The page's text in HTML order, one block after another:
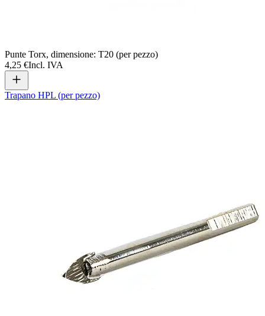
Punte Torx, dimensione: T20 (per pezzo)
4,25 €Incl. IVA
Trapano HPL (per pezzo)